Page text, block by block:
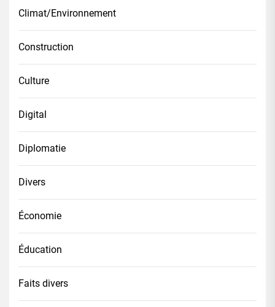
Climat/Environnement
Construction
Culture
Digital
Diplomatie
Divers
Économie
Éducation
Faits divers